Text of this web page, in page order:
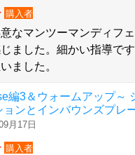
購入者
なマンツーマンディフ
ました。細かい指導で
ました。
編3＆ウォームアップ～
ョンとインバウンズプレ
月17日
購入者